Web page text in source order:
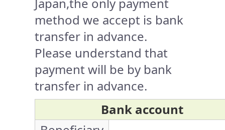
method we accept is bank
transfer in advance.
Please understand that
payment will be by bank
transfer in advance.
Bank account